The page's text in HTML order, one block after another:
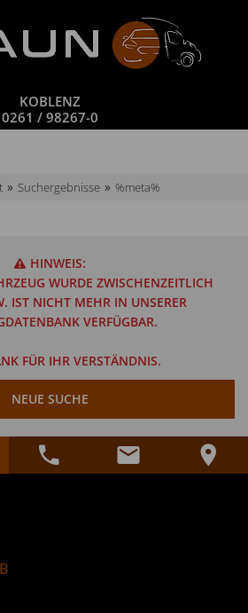
KOBLENZ
0261 / 98267-0
Suchergebnisse %meta%
HINWEIS:
WURDE ZWISCHENZEITLICH
IST NICHT MEHR IN UNSERER
VERFÜGBAR.
FÜR IHR VERSTÄNDNIS.
NEUE SUCHE